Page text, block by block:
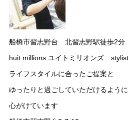
船橋市習志野台 北習志野駅徒歩2分
huit millions ユイトミリオンズ stylist
ライフスタイルに合ったご提案と
ゆったりと過ごしていただけるように
心がけています